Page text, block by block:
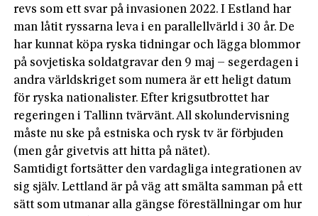
revs som ett svar på invasionen 2022. I Estland har
man låtit ryssarna leva i en parallellvärld i 30 år. De
har kunnat köpa ryska tidningar och lägga blommor
på sovjetiska soldatgravar den 9 maj – segerdagen i
andra världskriget som numera är ett heligt datum
för ryska nationalister. Efter krigsutbrottet har
regeringen i Tallinn tvärvänt. All skolundervisning
måste nu ske på estniska och rysk tv är förbjuden
(men går givetvis att hitta på nätet).
Samtidigt fortsätter den vardagliga integrationen av
sig själv. Lettland är på väg att smälta samman på ett
sätt som utmanar alla gängse föreställningar om hur